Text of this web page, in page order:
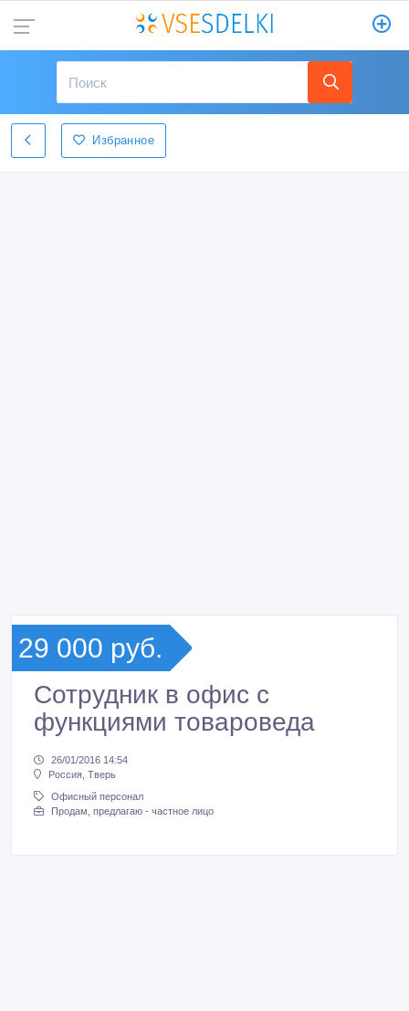
Избранное
29 000 руб.
Сотрудник в офис с
функциями товароведа
26/01/2016 14:54
Россия, Тверь
Офисный персонал
Продам, предлагаю - частное лицо